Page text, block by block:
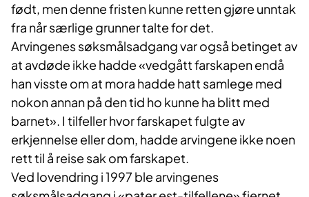
født, men denne fristen kunne retten gjøre unntak
fra når særlige grunner talte for det.
Arvingenes søksmålsadgang var også betinget av
at avdøde ikke hadde «vedgått farskapen endå
han visste om at mora hadde hatt samlege med
nokon annan på den tid ho kunne ha blitt med
barnet». I tilfeller hvor farskapet fulgte av
erkjennelse eller dom, hadde arvingene ikke noen
rett til å reise sak om farskapet.
Ved lovendring i 1997 ble arvingenes